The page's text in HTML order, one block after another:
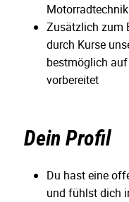
Zusätzlich zum
durch Kurse
bestmöglich
vorbereitet
Dein Profil
Du hast eine
und fühlst dich